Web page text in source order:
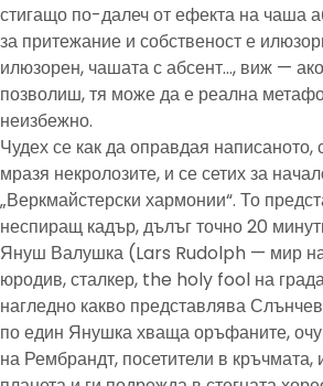
стигащо по-далеч от ефекта на чаша
за притежание и собственост е
илюзорен, чашата с абсент…, виж —
позволиш, тя може да е реална
неизбежно.
Чудех се как да оправдая написаното,
мразя некролозите, и се сетих за
„Веркмайстерски хармонии“. То
неспиращ кадър, дълъг точно 20
Януш Валушка (Lars Rudolph — мир
юродив, сталкер, the holy fool на
нагледно какво представлява
по един Янушка хваща оръфаните,
на Рембрандт, посетители в кръчмата,